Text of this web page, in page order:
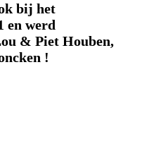
bij het
en werd
& Piet Houben,
!